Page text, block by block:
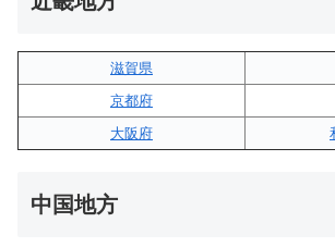
滋賀県
京都府
大阪府
中国地方